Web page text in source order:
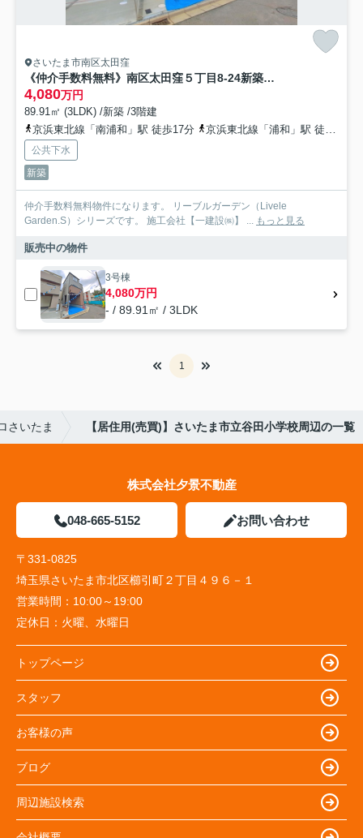
さいたま市南区太田窪
《仲介手数料無料》南区太田窪５丁目8-24新築一戸建てリーブルガーデン
4,080万円
89.91㎡ (3LDK) /新築 /3階建
京浜東北線「南浦和」駅 徒歩17分
京浜東北線「浦和」駅 徒歩28分
公共下水
新築
仲介手数料無料物件になります。 リーブルガーデン（Livele
Garden.S）シリーズです。 施工会社【一建設㈱】 ... もっと見る
販売中の物件
3号棟
4,080万円
- / 89.91㎡ / 3LDK
1
さいたま 【居住用(売買)】さいたま市立谷田小学校周辺の一覧
株式会社夕景不動産
048-665-5152 お問い合わせ
〒331-0825
埼玉県さいたま市北区櫛引町２丁目４９６－１
営業時間： 10:00～19:00
定休日： 火曜、水曜日
トップページ
スタッフ
お客様の声
ブログ
周辺施設検索